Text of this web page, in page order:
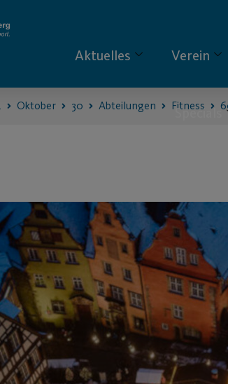
Aktuelles Verein
Specials
Oktober 30 Abteilungen Fitness